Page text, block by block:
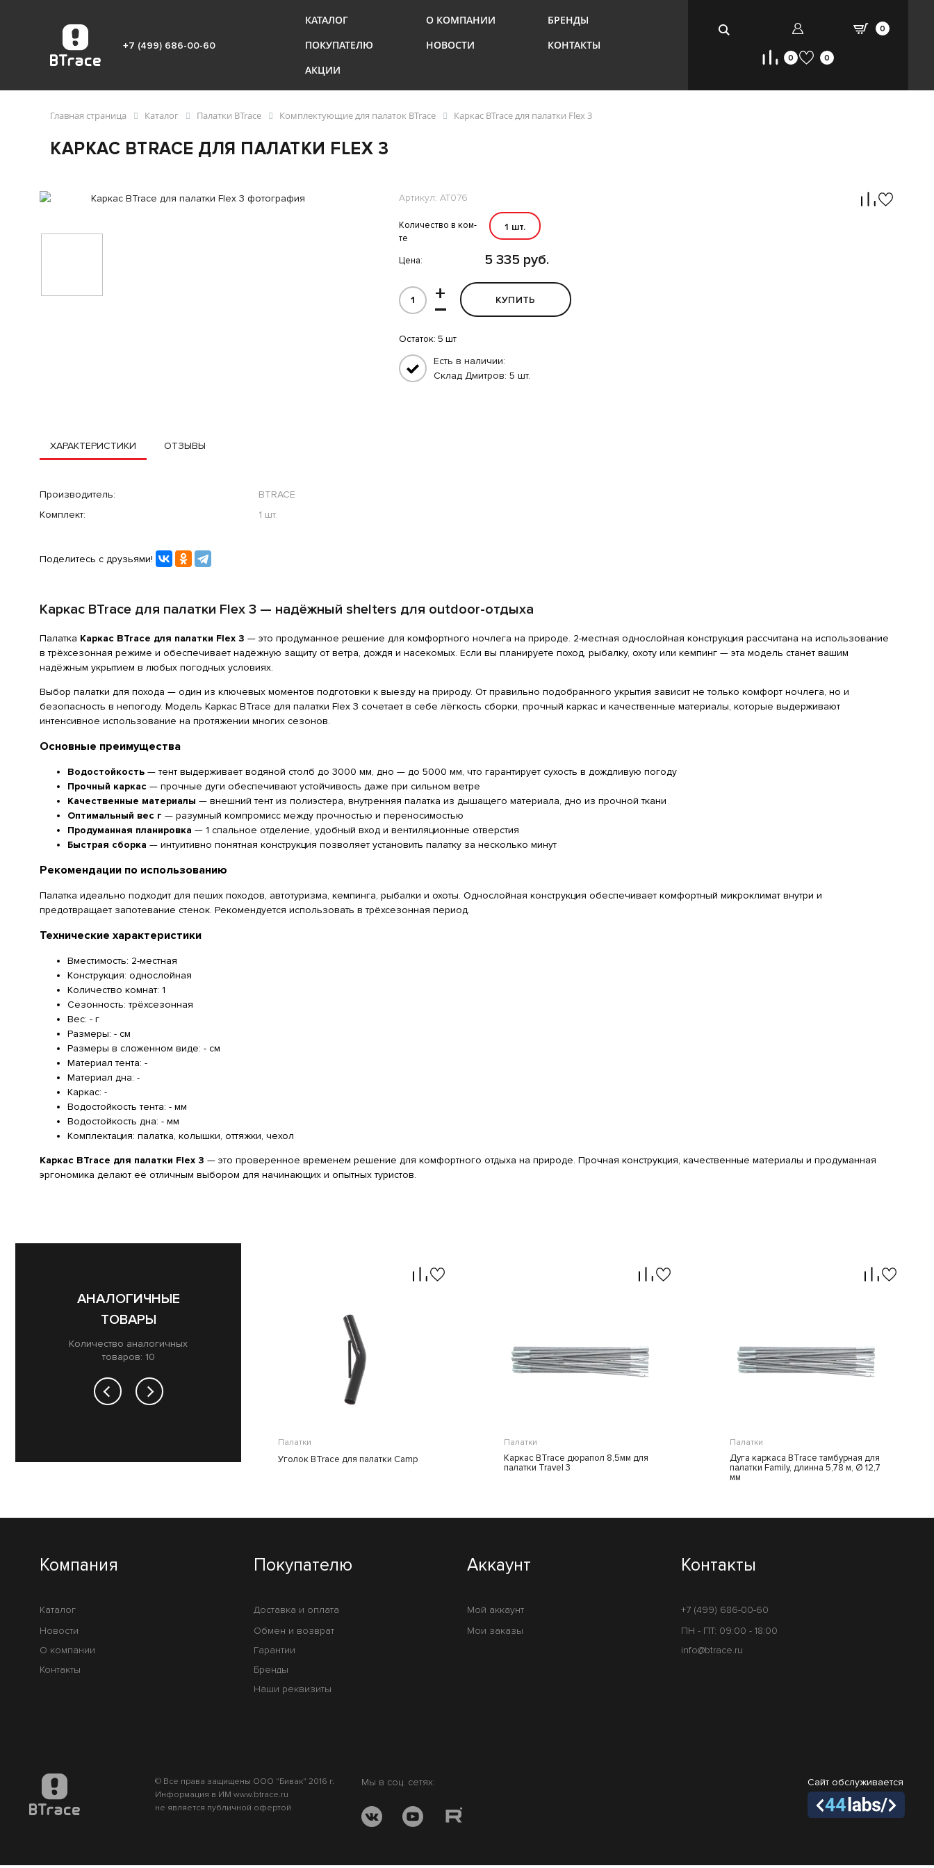
+7 (499) 686-00-60
КАТАЛОГ О КОМПАНИИ
БРЕНДЫ
ПОКУПАТЕЛЮ
НОВОСТИ
КОНТАКТЫ
АКЦИИ
0
0 0
Главная страница Каталог Палатки BTrace Комплектующие для палаток BTrace Каркас BTrace для палатки Flex 3
КАРКАС BTRACE ДЛЯ ПАЛАТКИ FLEX 3
Артикул: AT076
Количество в ком-
те
1 шт.
Цена: 5 335 руб.
–
+ КУПИТЬ
Остаток: 5 шт
Есть в наличии:
Склад Дмитров: 5 шт.
ХАРАКТЕРИСТИКИ ОТЗЫВЫ
Производитель:
BTRACE
Комплект:
1 шт.
Поделитесь с друзьями!
Каркас BTrace для палатки Flex 3 — надёжный shelters для outdoor-отдыха
Палатка Каркас BTrace для палатки Flex 3 — это продуманное решение для комфортного ночлега на природе. 2-местная однослойная конструкция рассчитана на использование
в трёхсезонная режиме и обеспечивает надёжную защиту от ветра, дождя и насекомых. Если вы планируете поход, рыбалку, охоту или кемпинг — эта модель станет вашим
надёжным укрытием в любых погодных условиях.
Выбор палатки для похода — один из ключевых моментов подготовки к выезду на природу. От правильно подобранного укрытия зависит не только комфорт ночлега, но и
безопасность в непогоду. Модель Каркас BTrace для палатки Flex 3 сочетает в себе лёгкость сборки, прочный каркас и качественные материалы, которые выдерживают
интенсивное использование на протяжении многих сезонов.
Основные преимущества
Водостойкость — тент выдерживает водяной столб до 3000 мм, дно — до 5000 мм, что гарантирует сухость в дождливую погоду
Прочный каркас — прочные дуги обеспечивают устойчивость даже при сильном ветре
Качественные материалы — внешний тент из полиэстера, внутренняя палатка из дышащего материала, дно из прочной ткани
Оптимальный вес г — разумный компромисс между прочностью и переносимостью
Продуманная планировка — 1 спальное отделение, удобный вход и вентиляционные отверстия
Быстрая сборка — интуитивно понятная конструкция позволяет установить палатку за несколько минут
Рекомендации по использованию
Палатка идеально подходит для пеших походов, автотуризма, кемпинга, рыбалки и охоты. Однослойная конструкция обеспечивает комфортный микроклимат внутри и
предотвращает запотевание стенок. Рекомендуется использовать в трёхсезонная период.
Технические характеристики
Вместимость: 2-местная
Конструкция: однослойная
Количество комнат: 1
Сезонность: трёхсезонная
Вес: - г
Размеры: - см
Размеры в сложенном виде: - см
Материал тента: -
Материал дна: -
Каркас: -
Водостойкость тента: - мм
Водостойкость дна: - мм
Комплектация: палатка, колышки, оттяжки, чехол
Каркас BTrace для палатки Flex 3 — это проверенное временем решение для комфортного отдыха на природе. Прочная конструкция, качественные материалы и продуманная
эргономика делают её отличным выбором для начинающих и опытных туристов.
АНАЛОГИЧНЫЕ
ТОВАРЫ
Количество аналогичных
товаров: 10
Палатки
Уголок BTrace для палатки Camp
Палатки
Каркас BTrace дюрапол 8,5мм для
палатки Travel 3
Палатки
Дуга каркаса BTrace тамбурная для
палатки Family, длинна 5,78 м, Ø 12,7
мм
Компания
Каталог
Новости
О компании
Контакты
Покупателю
Доставка и оплата
Обмен и возврат
Гарантии
Бренды
Наши реквизиты
Аккаунт
Мой аккаунт
Мои заказы
Контакты
+7 (499) 686-00-60
ПН - ПТ: 09:00 - 18:00
info@btrace.ru
© Все права защищены ООО "Бивак" 2016 г.
Информация в ИМ www.btrace.ru
не является публичной офертой
Мы в соц. сетях: Сайт обслуживается